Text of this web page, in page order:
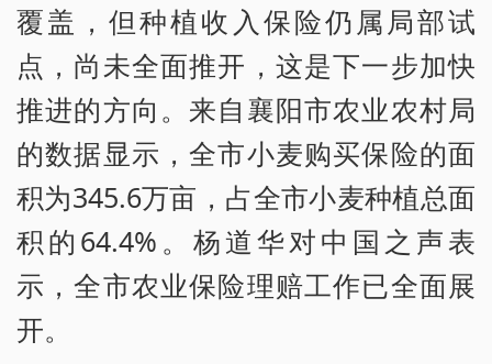
覆盖，但种植收入保险仍属局部试
点，尚未全面推开，这是下一步加快
推进的方向。来自襄阳市农业农村局
的数据显示，全市小麦购买保险的面
积为345.6万亩，占全市小麦种植总面
积的64.4%。杨道华对中国之声表
示，全市农业保险理赔工作已全面展
开。